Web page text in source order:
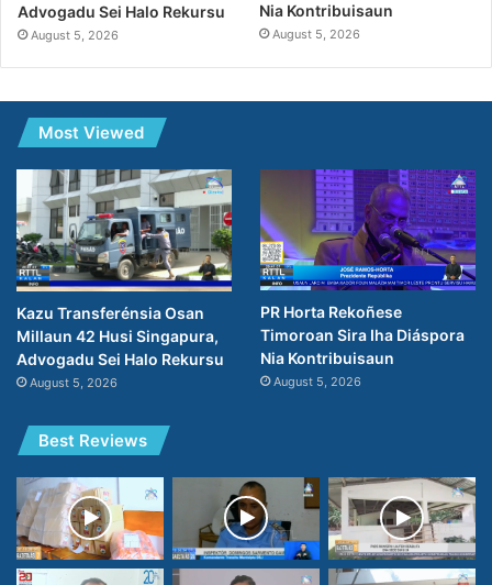
Advogadu Sei Halo Rekursu
August 5, 2026
Nia Kontribuisaun
August 5, 2026
Most Viewed
Kazu Transferénsia Osan
Millaun 42 Husi Singapura,
Advogadu Sei Halo Rekursu
August 5, 2026
PR Horta Rekoñese
Timoroan Sira Iha Diáspora
Nia Kontribuisaun
August 5, 2026
Best Reviews